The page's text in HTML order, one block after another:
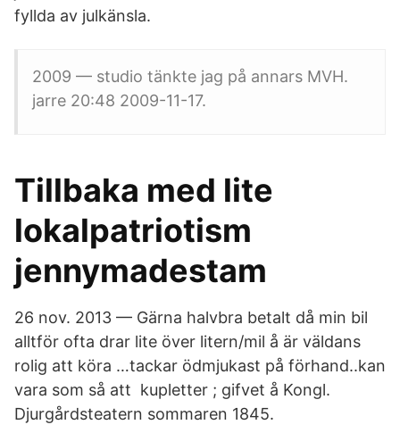
fyllda av julkänsla.
2009 — studio tänkte jag på annars MVH.
jarre 20:48 2009-11-17.
Tillbaka med lite
lokalpatriotism
jennymadestam
26 nov. 2013 — Gärna halvbra betalt då min bil
alltför ofta drar lite över litern/mil å är väldans
rolig att köra …tackar ödmjukast på förhand..kan
vara som så att kupletter ; gifvet å Kongl.
Djurgårdsteatern sommaren 1845.